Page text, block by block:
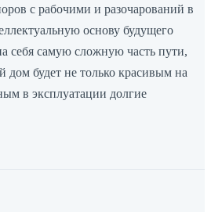
с рабочими и разочарований в
основу будущего
себя самую сложную часть пути,
дом будет не только красивым на
в эксплуатации долгие